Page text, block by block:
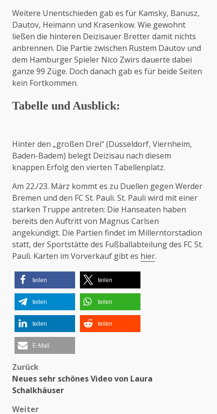
Weitere Unentschieden gab es für Kamsky, Banusz,
Dautov, Heimann und Krasenkow. Wie gewohnt
ließen die hinteren Deizisauer Bretter damit nichts
anbrennen. Die Partie zwischen Rustem Dautov und
dem Hamburger Spieler Nico Zwirs dauerte dabei
ganze 99 Züge. Doch danach gab es für beide Seiten
kein Fortkommen.
Tabelle und Ausblick:
Hinter den „großen Drei“ (Düsseldorf, Viernheim,
Baden-Badem) belegt Deizisau nach diesem
knappen Erfolg den vierten Tabellenplatz.
Am 22./23. März kommt es zu Duellen gegen Werder
Bremen und den FC St. Pauli. St. Pauli wird mit einer
starken Truppe antreten: Die Hanseaten haben
bereits den Auftritt von Magnus Carlsen
angekündigt. Die Partien findet im Millerntorstadion
statt, der Sportstätte des Fußballabteilung des FC St.
Pauli. Karten im Vorverkauf gibt es hier.
teilen teilen
teilen teilen
teilen teilen
E-Mail
Beitragsnavigation
Zurück
Neues sehr schönes Video von Laura
Schalkhäuser
Weiter